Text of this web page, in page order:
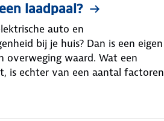
laadpaal?
auto en
bij je huis? Dan is een eigen
overweging waard. Wat een
is echter van een aantal factoren